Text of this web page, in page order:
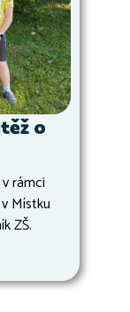
o
rámci
Místku
ZŠ.